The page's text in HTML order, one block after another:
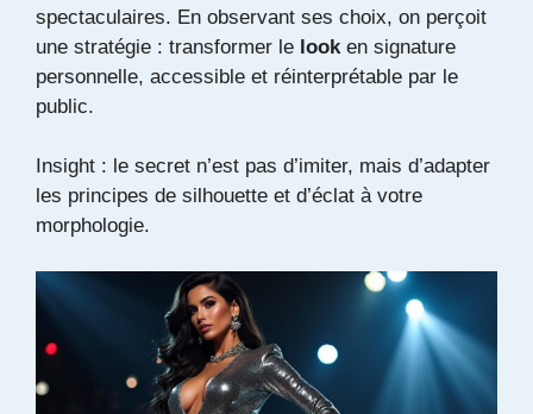
spectaculaires. En observant ses choix, on perçoit
une stratégie : transformer le look en signature
personnelle, accessible et réinterprétable par le
public.
Insight : le secret n’est pas d’imiter, mais d’adapter
les principes de silhouette et d’éclat à votre
morphologie.